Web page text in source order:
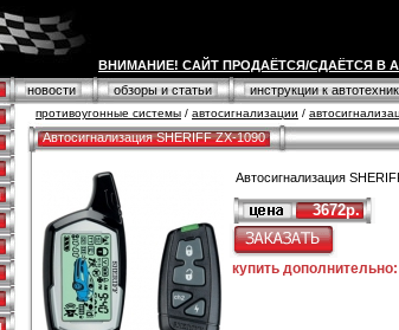
ВНИМАНИЕ! САЙТ ПРОДАЁТСЯ/СДАЁТСЯ В
новости обзоры и статьи инструкции к
противоугонные системы / автосигнализации /
Автосигнализация SHERIFF ZX-1090
Автосигнализация
3672р.
купить дополнительно: